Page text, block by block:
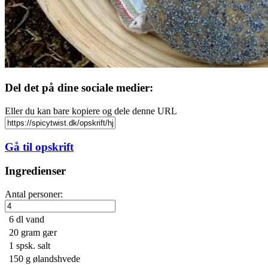
Del det på dine sociale medier:
Eller du kan bare kopiere og dele denne URL
Gå til opskrift
Ingredienser
Antal personer:
6 dl vand
20 gram gær
1 spsk. salt
150 g ølandshvede